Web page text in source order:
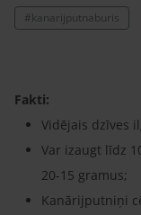
#kanarijputnaburis
Fakti:
Vidējais dzīves
Var izaugt līdz
20-15 gramus;
Kanārijputniņi